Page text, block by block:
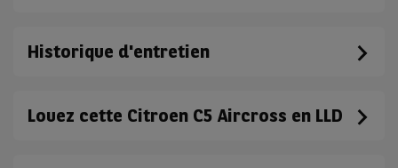
Historique d'entretien
Louez cette Citroen C5 Aircross en LLD